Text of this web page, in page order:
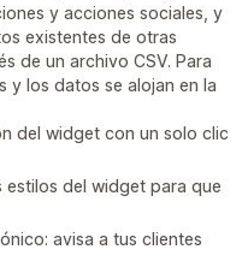
y acciones sociales, y
existentes de otras
de un archivo CSV. Para
y los datos se alojan en la
del widget con un solo clic
estilos del widget para que
avisa a tus clientes